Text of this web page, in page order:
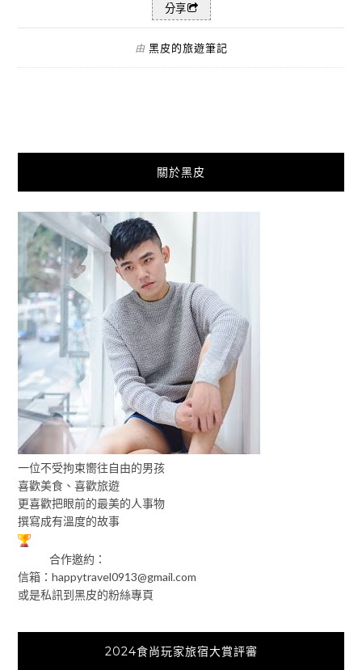
分享
由 黑皮的旅遊筆記
關於黑皮
一位不受拘束嚮往自由的男孩
喜歡美食、喜歡旅遊
更喜歡把眼前的最美的人事物
撰寫成有溫度的故事
合作邀約：
信箱：happytravel0913@gmail.com
或是私訊到黑皮的粉絲專頁
2024食尚玩家旅宿大賞評審